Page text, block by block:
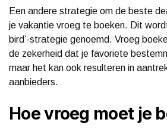
Een andere strategie om de beste
je vakantie vroeg te boeken. Dit
bird’-strategie genoemd. Vroeg
de zekerheid dat je favoriete
maar het kan ook resulteren in
aanbieders.
Hoe vroeg moet je